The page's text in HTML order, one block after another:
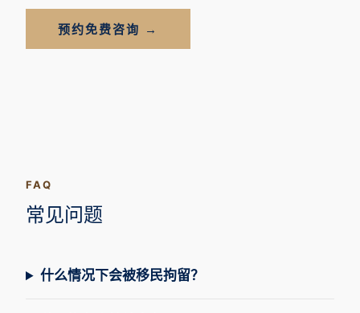
预约免费咨询 →
FAQ
常见问题
什么情况下会被移民拘留？